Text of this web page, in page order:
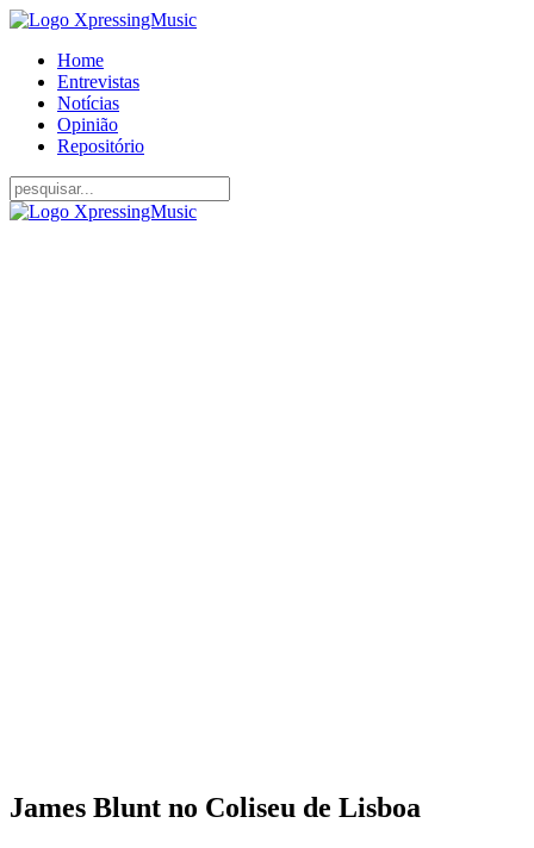
Home
Entrevistas
Notícias
Opinião
Repositório
James Blunt no Coliseu de Lisboa